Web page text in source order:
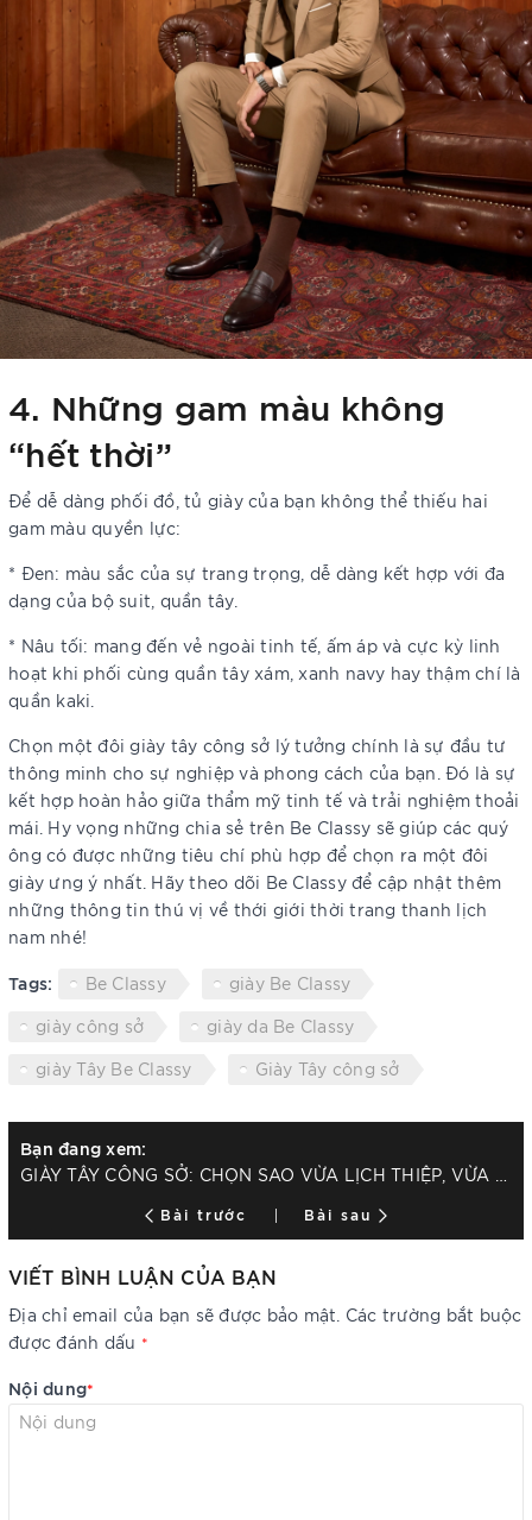
4. Những gam màu không
“hết thời”
Để dễ dàng phối đồ, tủ giày của bạn không thể thiếu hai
gam màu quyền lực:
* Đen: màu sắc của sự trang trọng, dễ dàng kết hợp với đa
dạng của bộ suit, quần tây.
* Nâu tối: mang đến vẻ ngoài tinh tế, ấm áp và cực kỳ linh
hoạt khi phối cùng quần tây xám, xanh navy hay thậm chí là
quần kaki.
Chọn một đôi giày tây công sở lý tưởng chính là sự đầu tư
thông minh cho sự nghiệp và phong cách của bạn. Đó là sự
kết hợp hoàn hảo giữa thẩm mỹ tinh tế và trải nghiệm thoải
mái. Hy vọng những chia sẻ trên Be Classy sẽ giúp các quý
ông có được những tiêu chí phù hợp để chọn ra một đôi
giày ưng ý nhất. Hãy theo dõi Be Classy để cập nhật thêm
những thông tin thú vị về thới giới thời trang thanh lịch
nam nhé!
Tags: Be Classy
giày Be Classy
giày công sở
giày da Be Classy
giày Tây Be Classy
Giày Tây công sở
Bạn đang xem:
Bài trước Bài sau
VIẾT BÌNH LUẬN CỦA BẠN
Địa chỉ email của bạn sẽ được bảo mật. Các trường bắt buộc
được đánh dấu *
Nội dung*